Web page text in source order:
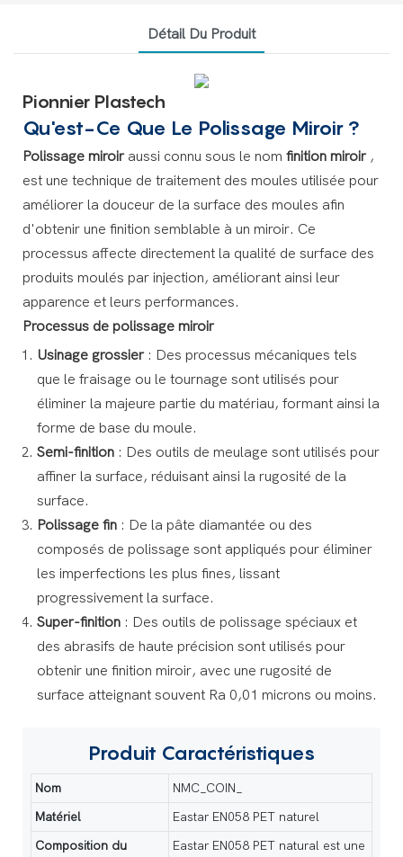
Détail Du Produit
Pionnier Plastech
Qu'est-Ce Que Le Polissage Miroir ?
Polissage miroir aussi connu sous le nom finition miroir ,
est une technique de traitement des moules utilisée pour
améliorer la douceur de la surface des moules afin
d'obtenir une finition semblable à un miroir. Ce
processus affecte directement la qualité de surface des
produits moulés par injection, améliorant ainsi leur
apparence et leurs performances.
Processus de polissage miroir
Usinage grossier : Des processus mécaniques tels
que le fraisage ou le tournage sont utilisés pour
éliminer la majeure partie du matériau, formant ainsi la
forme de base du moule.
Semi-finition : Des outils de meulage sont utilisés pour
affiner la surface, réduisant ainsi la rugosité de la
surface.
Polissage fin : De la pâte diamantée ou des
composés de polissage sont appliqués pour éliminer
les imperfections les plus fines, lissant
progressivement la surface.
Super-finition : Des outils de polissage spéciaux et
des abrasifs de haute précision sont utilisés pour
obtenir une finition miroir, avec une rugosité de
surface atteignant souvent Ra 0,01 microns ou moins.
Produit Caractéristiques
Nom
NMC_COIN_
Matériel
Eastar EN058 PET naturel
Composition du
Eastar EN058 PET natural est une